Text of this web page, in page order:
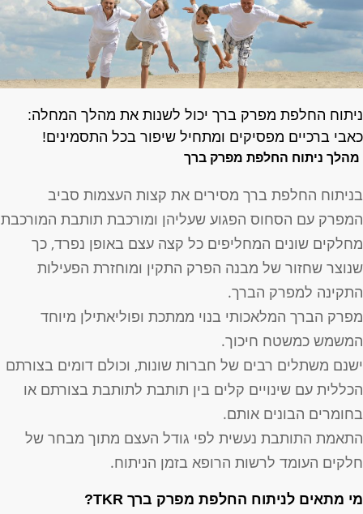
ניתוח החלפת מפרק ברך יכול לשנות את מהלך המחלה:
כאבי ברכיים מפסיקים ומתחיל שיפור בכל התסמינים!
מהלך ניתוח החלפת מפרק ברך
בניתוח החלפת ברך מסירים את קצות העצמות סביב
המפרק עם הסחוס הפגוע שעליהן ומורכבת תותבת המורכבת
מחלקים שונים המחליפים כל קצה עצם באופן נפרד, כך
שנוצר שחזור של מבנה הפרק התקין ומוחזרת הפעילות
התקינה למפרק הברך.
מפרק הברך המלאכותי בנוי ממתכת ופוליאתילן מיוחד
המשמש כמשטח חיכוך.
ישנם משתלים רבים של חברות שונות, וכולם דומים בצורתם
הכללית עם שינויים קלים בין תותבת לתותבת בצורתם או
בחומרים הבונים אותם.
התאמת התותבת נעשית לפי גודל העצם מתוך מבחר של
חלקים העומד לרשות הרופא בזמן הניתוח.
מי מתאים לניתוח החלפת מפרק ברך TKR?